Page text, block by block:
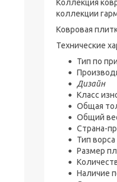
Коллекция
коллекции
Ковровая
Технические
Тип
Класс
Общая
Тип